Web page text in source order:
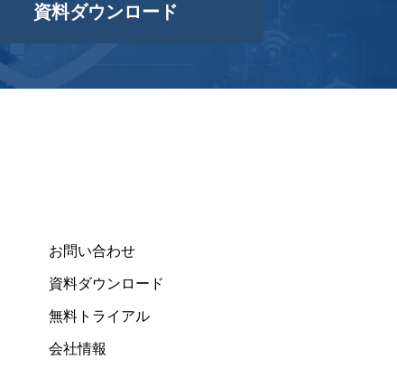
資料ダウンロード
お問い合わせ
資料ダウンロード
無料トライアル
会社情報